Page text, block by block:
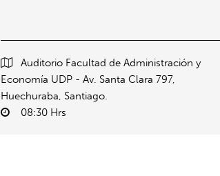
Auditorio Facultad de Administración y
Economía UDP - Av. Santa Clara 797,
Huechuraba, Santiago.
08:30 Hrs